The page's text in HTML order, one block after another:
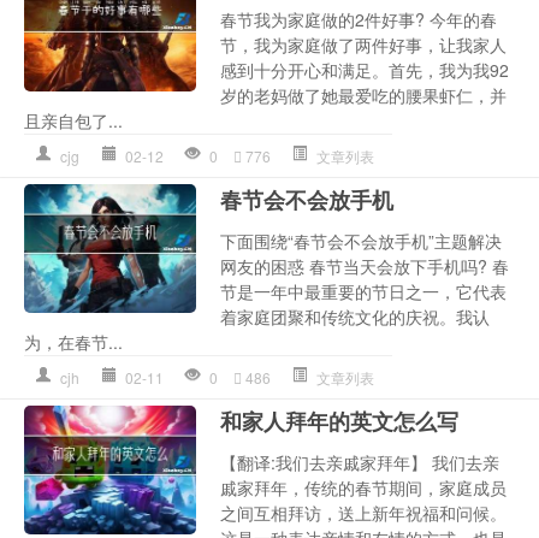
春节我为家庭做的2件好事? 今年的春
节，我为家庭做了两件好事，让我家人
感到十分开心和满足。首先，我为我92
岁的老妈做了她最爱吃的腰果虾仁，并
且亲自包了...
cjg 02-12 0 776 文章列表
春节会不会放手机
下面围绕“春节会不会放手机”主题解决
网友的困惑 春节当天会放下手机吗? 春
节是一年中最重要的节日之一，它代表
着家庭团聚和传统文化的庆祝。我认
为，在春节...
cjh 02-11 0 486 文章列表
和家人拜年的英文怎么写
【翻译:我们去亲戚家拜年】 我们去亲
戚家拜年，传统的春节期间，家庭成员
之间互相拜访，送上新年祝福和问候。